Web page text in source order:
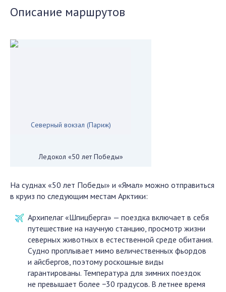
Описание маршрутов
Северный вокзал (Париж)
Ледокол «50 лет Победы»
На суднах «50 лет Победы» и «Ямал» можно отправиться
в круиз по следующим местам Арктики:
Архипелаг «Шпицберга» — поездка включает в себя
путешествие на научную станцию, просмотр жизни
северных животных в естественной среде обитания.
Судно проплывает мимо величественных фьордов
и айсбергов, поэтому роскошные виды
гарантированы. Температура для зимних поездок
не превышает более −30 градусов. В летнее время